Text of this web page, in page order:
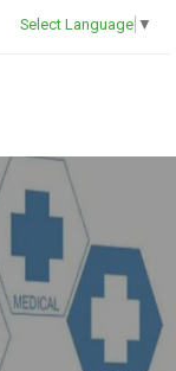
Select Language ▼